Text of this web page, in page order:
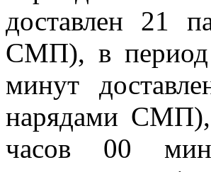
доставлен 21
СМП), в период
минут
нарядами
часов 00